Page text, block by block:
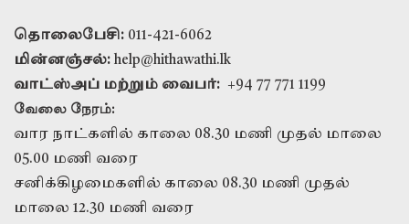
தொலைபேசி: 011-421-6062
மின்னஞ்சல்: help@hithawathi.lk
வாட்ஸ்அப் மற்றும் வைபர்: +94 77 771 1199
வேலை நேரம்:
வார நாட்களில் காலை 08.30 மணி முதல் மாலை
05.00 மணி வரை
சனிக்கிழமைகளில் காலை 08.30 மணி முதல்
மாலை 12.30 மணி வரை